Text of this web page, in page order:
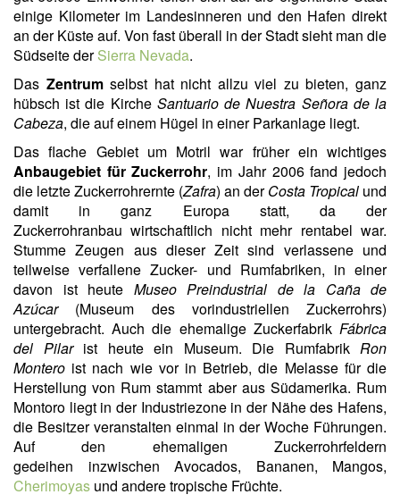
einige Kilometer im Landesinneren und den Hafen direkt
an der Küste auf. Von fast überall in der Stadt sieht man die
Südseite derSierra Nevada.
Das Zentrumselbst hat nicht allzu viel zu bieten, ganz
hübsch ist die Kirche Santuario de Nuestra Señora de la
Cabeza, die auf einem Hügel in einer Parkanlage liegt.
Das flache Gebiet um Motril war früher ein wichtiges
Anbaugebiet für Zuckerrohr, im Jahr 2006 fand jedoch
die letzte Zuckerrohrernte (Zafra) an derCosta Tropical und
damit in ganz Europa statt, da der
Zuckerrohranbau wirtschaftlich nicht mehr rentabel war.
Stumme Zeugen aus dieser Zeit sind verlassene und
teilweise verfallene Zucker- und Rumfabriken, in einer
davon ist heute Museo Preindustrial de la Caña de
Azúcar(Museum des vorindustriellen Zuckerrohrs)
untergebracht. Auch die ehemalige Zuckerfabrik Fábrica
del Pilarist heute ein Museum. Die Rumfabrik Ron
Montero ist nach wie vor in Betrieb, die Melasse für die
Herstellung von Rum stammt aber aus Südamerika. Rum
Montoro liegt in der Industriezone in der Nähe des Hafens,
die Besitzer veranstalten einmal in der Woche Führungen.
Auf den ehemaligen Zuckerrohrfeldern
gedeihen inzwischen Avocados, Bananen, Mangos,
Cherimoyas und andere tropische Früchte.